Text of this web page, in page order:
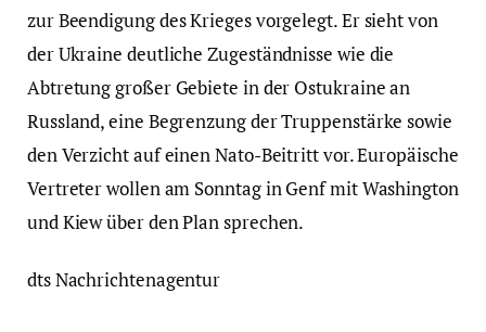
zur Beendigung des Krieges vorgelegt. Er sieht von
der Ukraine deutliche Zugeständnisse wie die
Abtretung großer Gebiete in der Ostukraine an
Russland, eine Begrenzung der Truppenstärke sowie
den Verzicht auf einen Nato-Beitritt vor. Europäische
Vertreter wollen am Sonntag in Genf mit Washington
und Kiew über den Plan sprechen.
dts Nachrichtenagentur